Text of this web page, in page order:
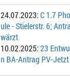
24.07.2023:C 1.7
ule - Stielerstr. 6;
wärzt
10.02.2025:23
n BA-Antrag PV-